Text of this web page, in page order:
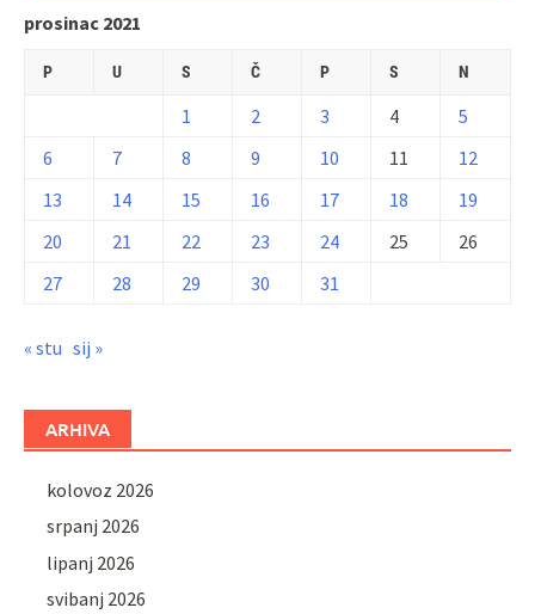
prosinac 2021
P U S Č P S N
1 2 3 4
5
6
7 8 9 10 11
12
13
14 15 16 17 18
19
20
21 22 23 24 25
26
27
28 29 30 31
« stu sij »
ARHIVA
kolovoz 2026
srpanj 2026
lipanj 2026
svibanj 2026